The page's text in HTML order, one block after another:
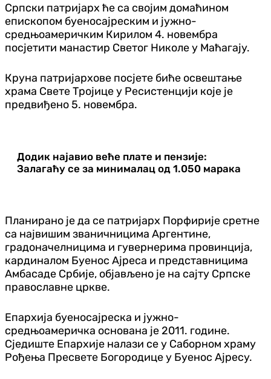
Српски патријарх ће са својим домаћином
епископом буеносајреским и јужно-
средњоамеричким Кирилом 4. новембра
посјетити манастир Светог Николе у Маћагају.
Круна патријархове посјете биће освештање
храма Свете Тројице у Ресистенцији које је
предвиђено 5. новембра.
Додик најавио веће плате и пензије:
Залагаћу се за минималац од 1.050 марака
Планирано је да се патријарх Порфирије сретне
са највишим званичницима Аргентине,
градоначелницима и гувернерима провинција,
кардиналом Буенос Ајреса и представницима
Амбасаде Србије, објављено је на сајту Српске
православне цркве.
Епархија буеносајреска и јужно-
средњоамеричка основана је 2011. године.
Сједиште Епархије налази се у Саборном храму
Рођења Пресвете Богородице у Буенос Ајресу.